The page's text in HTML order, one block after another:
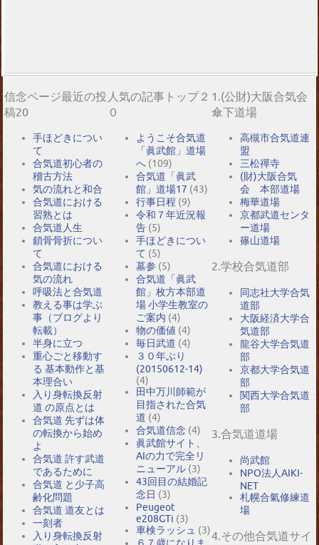
信念ページ最近の投
稿20
手ほどきについ
て
合気道初心者の
稽古方法
気の流れと和合
合気道における
習熟とは
合気道人生
鎖骨骨折につい
て
合気道における
気の流れ
呼吸法と合気道
教える事は学ぶ
事（ブログより
転載）
半身に立つ
重心ごと移動す
る 基本動作と基
本理合い
入り身転換反射
道 の原点とは
合気道 先ずは体
の転換から始め
よ
合気道 許す武道
であるために
合気道 と少子高
齢化問題
合気道 道友とは
一刻者
入り身転換反射
人気の記事トップ２
０
ようこそ合気道
「眞武館」道場
へ (109)
合気道「眞武
館」道場17 (43)
行事日程 (9)
令和７年近況報
告 (5)
手ほどきについ
て (5)
墓参 (5)
合気道「眞武
館」枚方本部道
場 小学生教室の
ご案内 (4)
物の価値 (4)
毎日武道 (4)
３０年ぶり
(20150612-14)
(4)
田中万川師範が
目指された合気
道 (4)
合気道信念 (4)
眞武館サイト、
AIの力で完全リ
ニューアル (3)
43回目の結婚記
念日 (3)
Peugeot
e208GTi (3)
車検ラッシュ (3)
1.(公財)大阪合気会
傘下道場
高槻市合気道連
盟
三松禪寺
(財)大阪合気
会 本部道場
梅華道場
京都武道センタ
ー道場
篠山道場
2.学校合気道部
同志社大学合気
道部
大阪経済大学合
気道部
龍谷大学合気道
部
京都大学合気道
部
関西大学合気道
部
3.合気道道場
尚武館
NPO法人AIKI-
NET
札幌合氣修練道
場
4.その他合気道サイ